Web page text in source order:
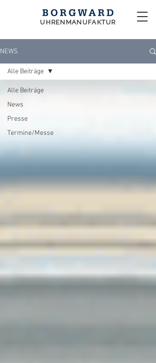
UHRENMANUFAKTUR
NEWS
Alle Beiträge
News
Presse
Termine/Messe
Alle Beiträge